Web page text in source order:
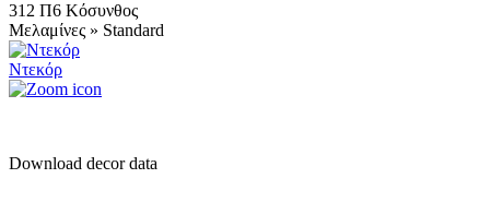
312 Π6 Κόσυνθος
Μελαμίνες » Standard
Ντεκόρ
Download decor data